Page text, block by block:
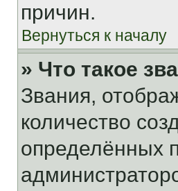
причин.
Вернуться к началу
» Что такое
Звания,
количество
определённых